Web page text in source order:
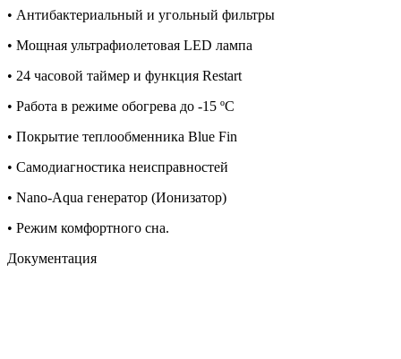
• Антибактериальный и угольный фильтры
• Мощная ультрафиолетовая LED лампа
• 24 часовой таймер и функция Restart
• Работа в режиме обогрева до -15 ºС
• Покрытие теплообменника Blue Fin
• Самодиагностика неисправностей
• Nano-Aqua генератор (Ионизатор)
• Режим комфортного сна.
Документация